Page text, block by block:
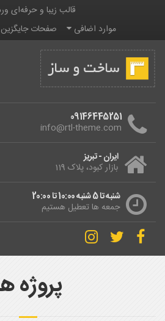
قالب زیبا و حرفه‌ای
موارد اضافی
صفحات جایگزین
09146445251
info@rtl-theme.com
ایران - تبریز
بازار کبود، پلاک 119
شنبه تا 5 شنبه 10:00 تا 20:00
جمعه ها تعطیل هستیم
پروژه